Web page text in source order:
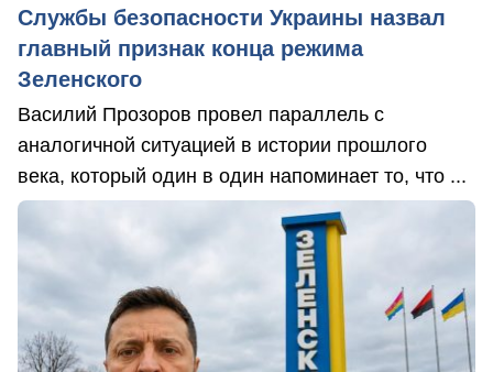
Службы безопасности Украины назвал
главный признак конца режима
Зеленского
Василий Прозоров провел параллель с
аналогичной ситуацией в истории прошлого
века, который один в один напоминает то, что ...